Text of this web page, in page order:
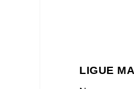
LIGUE